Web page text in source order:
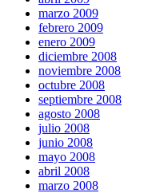
marzo 2009
febrero 2009
enero 2009
diciembre 2008
noviembre 2008
octubre 2008
septiembre 2008
agosto 2008
julio 2008
junio 2008
mayo 2008
abril 2008
marzo 2008